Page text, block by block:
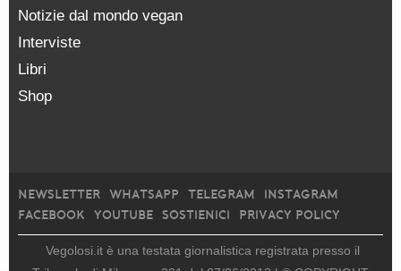
Notizie dal mondo vegan
Interviste
Libri
Shop
NEWSLETTER WHATSAPP TELEGRAM
INSTAGRAM
FACEBOOK
YOUTUBE SOSTIENICI PRIVACY POLICY
Vegolosi.it è una testata giornalistica registrata presso il